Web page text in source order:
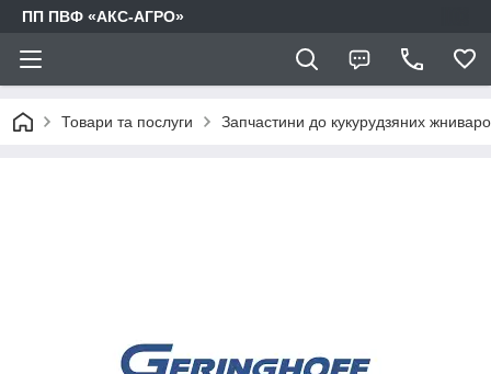
ПП ПВФ «АКС-АГРО»
Товари та послуги Запчастини до кукурудзяних